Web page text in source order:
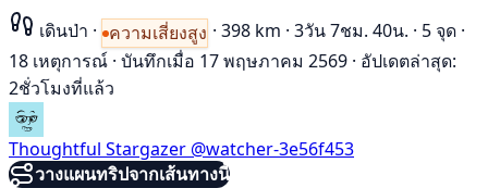
เดินป่า · ความเสี่ยงสูง · 398 km · 3วัน 7ชม. 40น. · 5 จุด ·
18 เหตุการณ์ · บันทึกเมื่อ 17 พฤษภาคม 2569 · อัปเดตล่าสุด:
2ชั่วโมงที่แล้ว
Thoughtful Stargazer @watcher-3e56f453
วางแผนทริปจากเส้นทางนี้